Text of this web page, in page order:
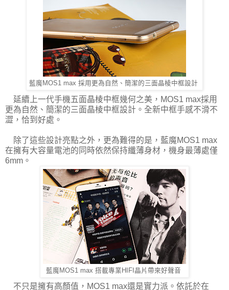
藍魔MOS1 max 採用更為自然、簡潔的三面晶棱中框設計
延續上一代手機五面晶棱中框幾何之美，MOS1 max採用
更為自然、簡潔的三面晶棱中框設計。全新中框手感不滑不
澀，恰到好處。
除了這些設計亮點之外，更為難得的是，藍魔MOS1 max
在擁有大容量電池的同時依然保持纖薄身材，機身最薄處僅
6mm。
藍魔MOS1 max 搭載專業HIFI晶片帶來好聲音
不只是擁有高顏值，MOS1 max還是實力派。依託於在